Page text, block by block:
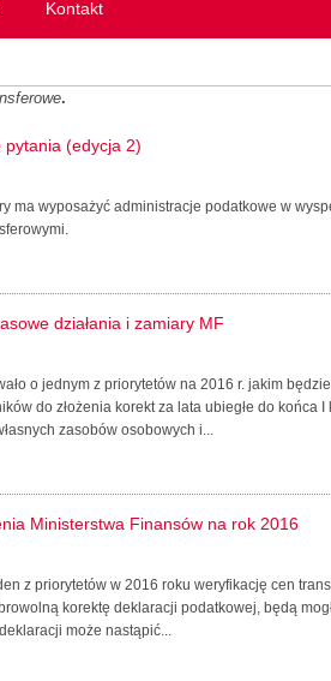
Kontakt
.
pytania (edycja 2)
ma wyposażyć administracje podatkowe w
działania i zamiary MF
o jednym z priorytetów na 2016 r. jakim
do złożenia korekt za lata ubiegłe do końca I
zasobów osobowych i...
Ministerstwa Finansów na rok 2016
z priorytetów w 2016 roku weryfikację cen
korektę deklaracji podatkowej, będą
może nastąpić...